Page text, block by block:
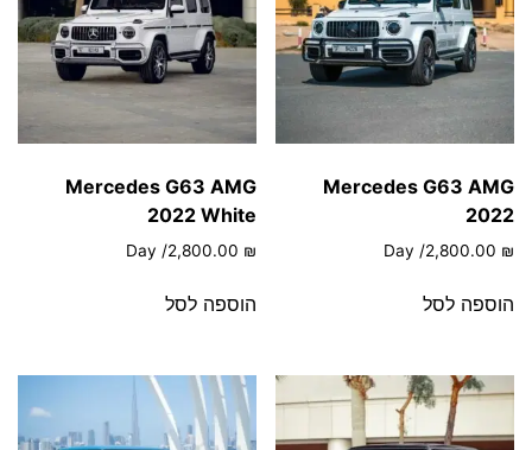
Mercedes G63 AMG
2022
2,800.00 ₪
/ Day
הוספה לסל
Mercedes G63 AMG
2022 White
2,800.00 ₪
/ Day
הוספה לסל